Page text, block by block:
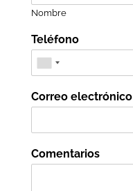
Nombre
Teléfono
Correo electrónico
Comentarios